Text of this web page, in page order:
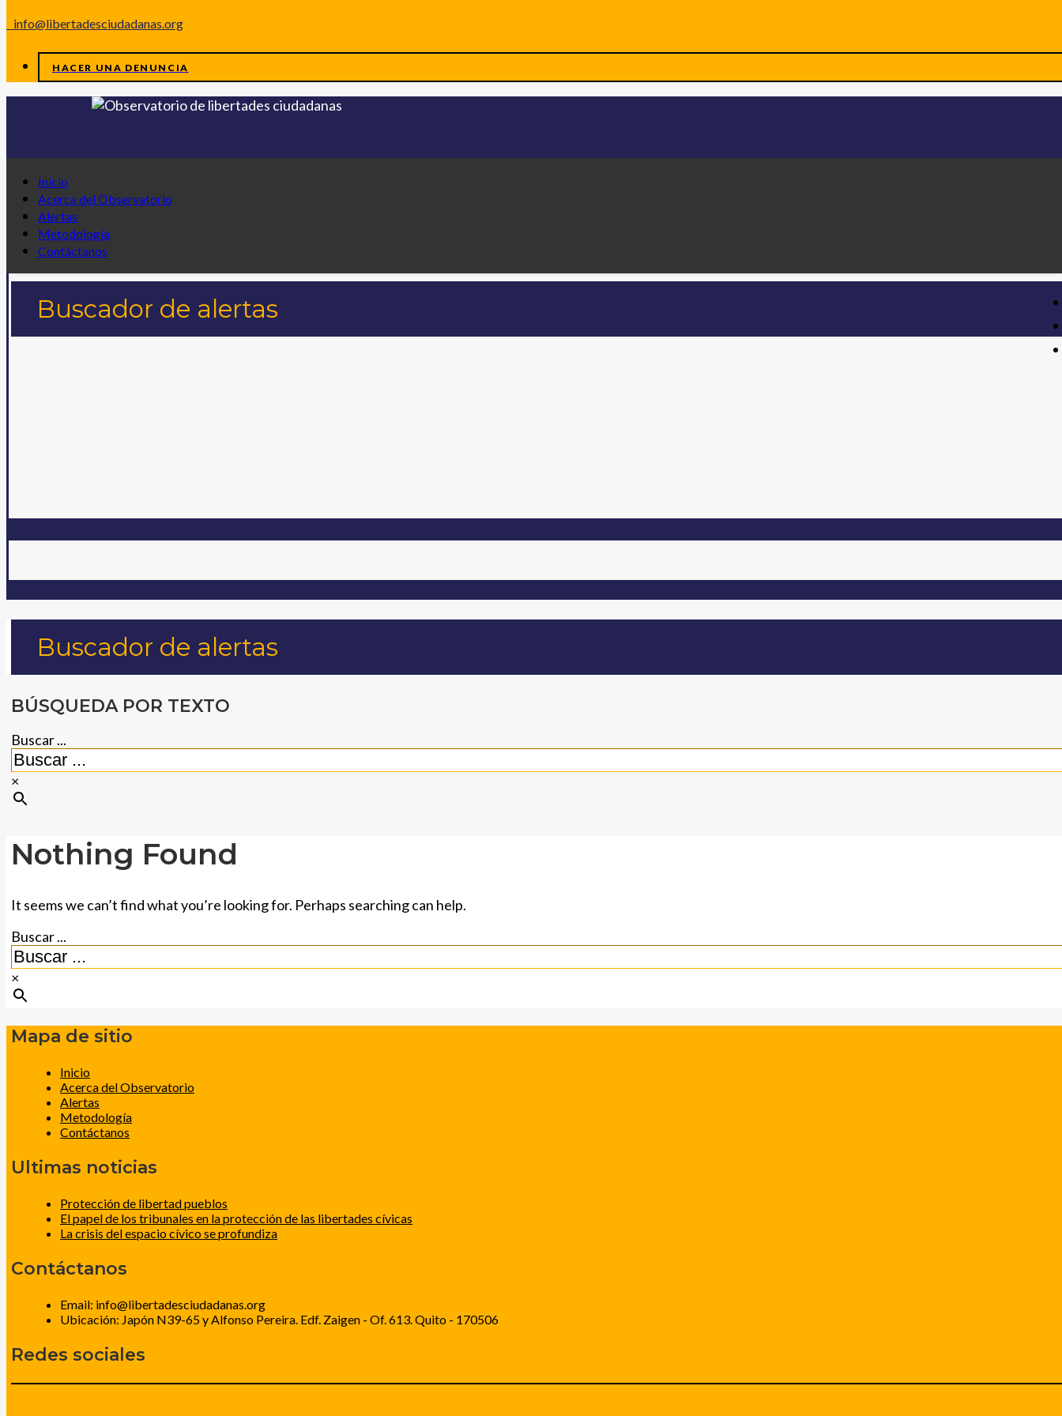
info@libertadesciudadanas.org
HACER UNA DENUNCIA
Inicio
Acerca del Observatorio
Alertas
Metodología
Contáctanos
Buscador de alertas
Buscador de alertas
BÚSQUEDA POR TEXTO
Buscar ...
×
Nothing Found
It seems we can’t find what you’re looking for. Perhaps searching can help.
Buscar ...
×
Mapa de sitio
Inicio
Acerca del Observatorio
Alertas
Metodología
Contáctanos
Ultimas noticias
Protección de libertad pueblos
El papel de los tribunales en la protección de las libertades cívicas
La crisis del espacio cívico se profundiza
Contáctanos
Email: info@libertadesciudadanas.org
Ubicación: Japón N39-65 y Alfonso Pereira. Edf. Zaigen - Of. 613. Quito - 170506
Redes sociales